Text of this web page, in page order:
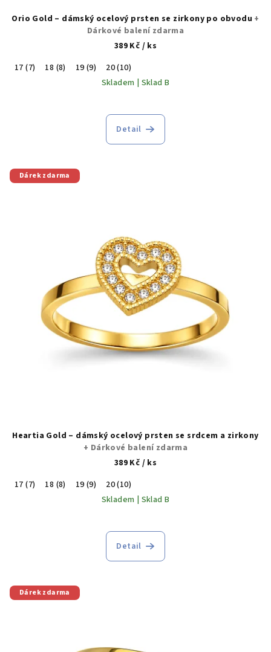
Orio Gold – dámský ocelový prsten se zirkony po obvodu +
Dárkové balení zdarma
389 Kč / ks
17 (7)
18 (8) 19 (9)
20 (10)
Skladem | Sklad B
Detail
Dárek zdarma
Heartia Gold – dámský ocelový prsten se srdcem a zirkony
+ Dárkové balení zdarma
389 Kč / ks
17 (7)
18 (8) 19 (9)
20 (10)
Skladem | Sklad B
Detail
Dárek zdarma